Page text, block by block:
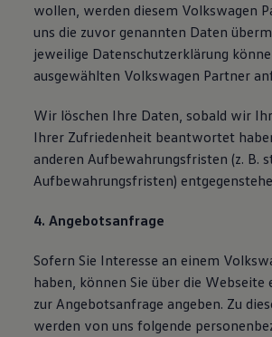
wollen, werden diesem Volkswagen
uns die zuvor genannten Daten
jeweilige Datenschutzerklärung
ausgewählten Volkswagen Partner
Wir löschen Ihre Daten, sobald wir
Ihrer Zufriedenheit beantwortet
anderen Aufbewahrungsfristen (z. B.
Aufbewahrungsfristen)
4. Angebotsanfrage
Sofern Sie Interesse an einem
haben, können Sie über die Webseite
zur Angebotsanfrage angeben. Zu
werden von uns folgende